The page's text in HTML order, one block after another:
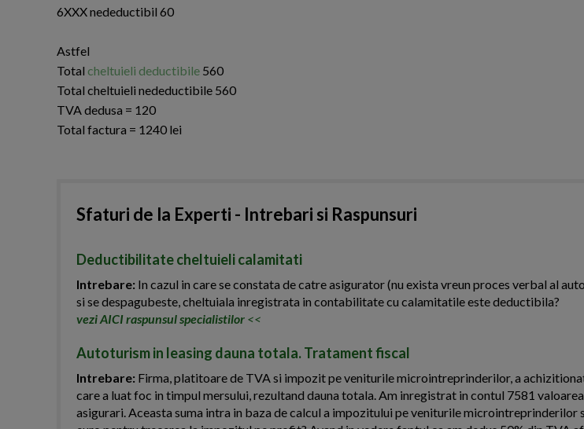
6XXX nedeductibil 60
Astfel
Total cheltuieli deductibile 560
Total cheltuieli nedeductibile 560
TVA dedusa = 120
Total factura = 1240 lei
Sfaturi de la Experti - Intrebari si Raspunsuri
Deductibilitate cheltuieli calamitati
Intrebare: In cazul in care se constata de catre asigurator (nu exista vreun proces verbal al
si se despagubeste, cheltuiala inregistrata in contabilitate cu calamitatile este deductibila?
vezi AICI raspunsul specialistilor <<
Autoturism in leasing dauna totala. Tratament fiscal
Intrebare: Firma, platitoare de TVA si impozit pe veniturile microintreprinderilor, a
care a luat foc in timpul mersului, rezultand dauna totala. Am inregistrat in contul 7581
asigurari. Aceasta suma intra in baza de calcul a impozitului pe veniturile microintreprinderilor